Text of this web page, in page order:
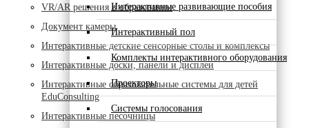
Интерактивные развивающие пособия
Интерактивный пол
Комплекты интерактивного оборудования
Проекторы
Системы голосования
VR/AR решения в образовании
Документ камеры
Интерактивные детские сенсорные столы и комплексы
Интерактивные доски, панели и дисплеи
Интерактивные образовательные системы для детей
EduConsulting
Интерактивные песочницы